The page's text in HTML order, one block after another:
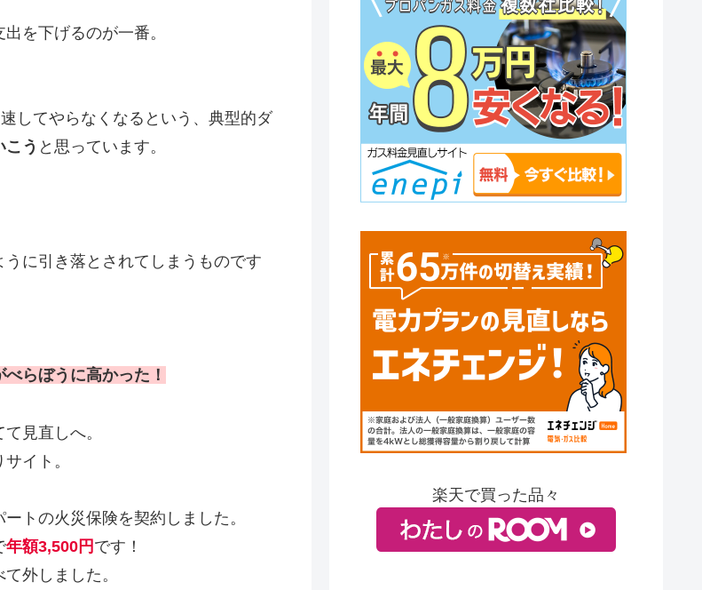
を下げるのが一番。
してやらなくなるという、典型的ダ
う と思っています。
に引き落とされてしまうものです
らぼうに高かった！
見直しへ。
イト。
トの火災保険を契約しました。
年額3,500円 です！
外しました。
楽天で買った品々